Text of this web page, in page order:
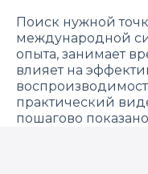
Поиск нужной
международной
опыта, занимает
влияет на
практический
пошагово